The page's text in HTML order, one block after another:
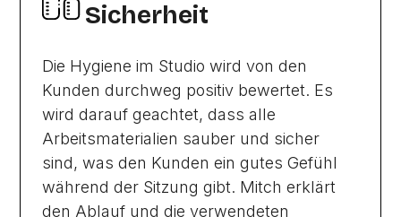
Sicherheit
Die Hygiene im Studio wird von den
Kunden durchweg positiv bewertet. Es
wird darauf geachtet, dass alle
Arbeitsmaterialien sauber und sicher
sind, was den Kunden ein gutes Gefühl
während der Sitzung gibt. Mitch erklärt
den Ablauf und die verwendeten